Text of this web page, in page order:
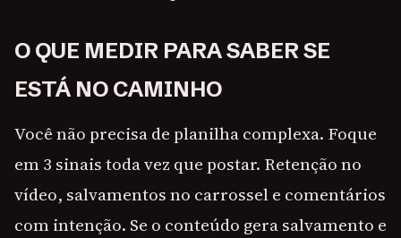
O QUE MEDIR PARA SABER SE
ESTÁ NO CAMINHO
Você não precisa de planilha complexa. Foque
em 3 sinais toda vez que postar. Retenção no
vídeo, salvamentos no carrossel e comentários
com intenção. Se o conteúdo gera salvamento e